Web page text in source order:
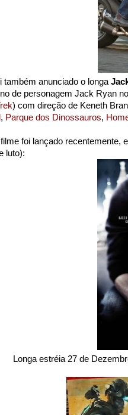
também anunciado o longa
de personagem Jack Ryan
) com direção de Keneth
, Parque dos Dinossauros,
foi lançado recentemente,
luto):
Longa estréia 27 de